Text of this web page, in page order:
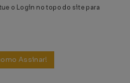
o Login no topo do site para
Assinar!